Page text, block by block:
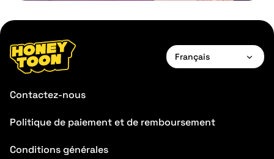
Français
Deutsch
Contactez-nous
Politique de paiement et de remboursement
Conditions générales